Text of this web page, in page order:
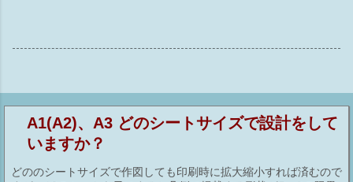
り上部にある要素でも、カテゴリによっては表示される 表示
が外れている 4 フィルタで非表示にしている ビューごとに
フィルタの設定ができ、表示のチェックをオフすれば非表示
になります 5 ビューで要素を選択して非表示 非表示にする
要素を選択して右クリック⇒ビューで非表示⇒要素（カテゴ
A1(A2)、A3 どのシートサイズで設計をして
いますか？
どののシートサイズで作図しても印刷時に拡大縮小すれば済むので